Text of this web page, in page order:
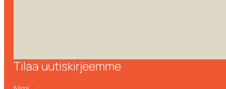
Tilaa uutiskirjeemme